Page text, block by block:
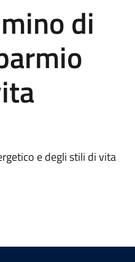
di
e degli stili di vita